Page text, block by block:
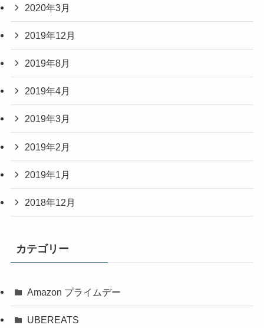
2020年3月
2019年12月
2019年8月
2019年4月
2019年3月
2019年2月
2019年1月
2018年12月
カテゴリー
Amazon プライムデー
UBEREATS